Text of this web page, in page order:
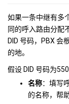
如果一条中继有多
同的呼入路由分配
DID 号码，PBX 会
的地。
假设 DID 号码为
名称：填写
的名称，帮